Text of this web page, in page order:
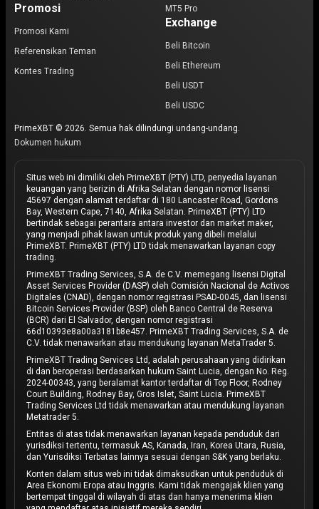
Promosi
Promosi Kami
Referensikan Teman
Kontes Trading
MT5 Pro
Exchange
Beli Bitcoin
Beli Ethereum
Beli USDT
Beli USDC
PrimeXBT © 2026. Semua hak dilindungi undang-undang.
Dokumen hukum
Situs web ini dimiliki oleh PrimeXBT (PTY) LTD, penyedia layanan
keuangan yang berizin di Afrika Selatan dengan nomor lisensi
45697 dengan alamat terdaftar di 180 Lancaster Road, Gordons
Bay, Western Cape, 7140, Afrika Selatan. PrimeXBT (PTY) LTD
bertindak sebagai perantara antara investor dan market maker,
yang menjadi pihak lawan untuk produk yang dibeli melalui
PrimeXBT. PrimeXBT (PTY) LTD tidak menawarkan layanan copy
trading.
PrimeXBT Trading Services, S.A. de C.V. memegang lisensi Digital
Asset Services Provider (DASP) oleh Comisión Nacional de Activos
Digitales (CNAD), dengan nomor registrasi PSAD-0045, dan lisensi
Bitcoin Services Provider (BSP) oleh Banco Central de Reserva
(BCR) dari El Salvador, dengan nomor registrasi
66d10393e8a00a3181b8e457. PrimeXBT Trading Services, S.A. de
C.V. tidak menawarkan atau mendukung layanan MetaTrader 5.
PrimeXBT Trading Services Ltd, adalah perusahaan yang didirikan
di dan beroperasi berdasarkan hukum Saint Lucia, dengan No. Reg.
2024-00343, yang beralamat kantor terdaftar di Top Floor, Rodney
Court Building, Rodney Bay, Gros Islet, Saint Lucia. PrimeXBT
Trading Services Ltd tidak menawarkan atau mendukung layanan
Metatrader 5.
Entitas di atas tidak menawarkan layanan kepada penduduk dari
yurisdiksi tertentu, termasuk AS, Kanada, Iran, Korea Utara, Rusia,
dan Yurisdiksi Terbatas lainnya sesuai dengan S&K yang berlaku.
Konten dalam situs web ini tidak dimaksudkan untuk penduduk di
Area Ekonomi Eropa atau Inggris. Kami tidak mengajak klien yang
bertempat tinggal di wilayah di atas dan hanya menerima klien